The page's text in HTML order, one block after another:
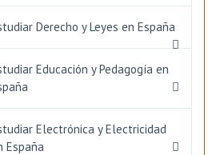
Derecho y Leyes en España
Educación y Pedagogía en
Electrónica y Electricidad
España